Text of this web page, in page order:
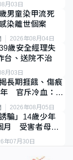
月03日
男童染甲流死
染離世個案
2026年08月04日
歲安全經理失
、送院不治
月03日
長期捱餓、傷痕
官斥冷血：同
2026年08月05日
騙」14歲少年
月 受害者母：
年07月30日